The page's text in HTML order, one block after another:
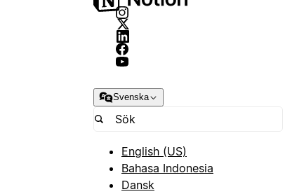
Svenska
English (US)
Bahasa Indonesia
Dansk